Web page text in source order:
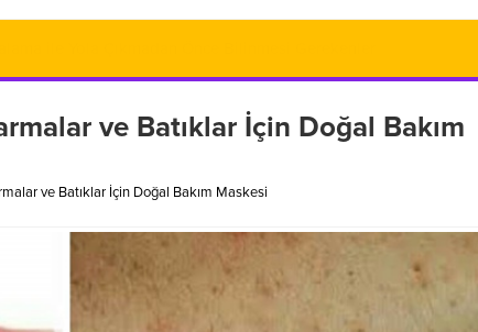
ve Batıklar İçin Doğal Bakım
ve Batıklar İçin Doğal Bakım Maskesi